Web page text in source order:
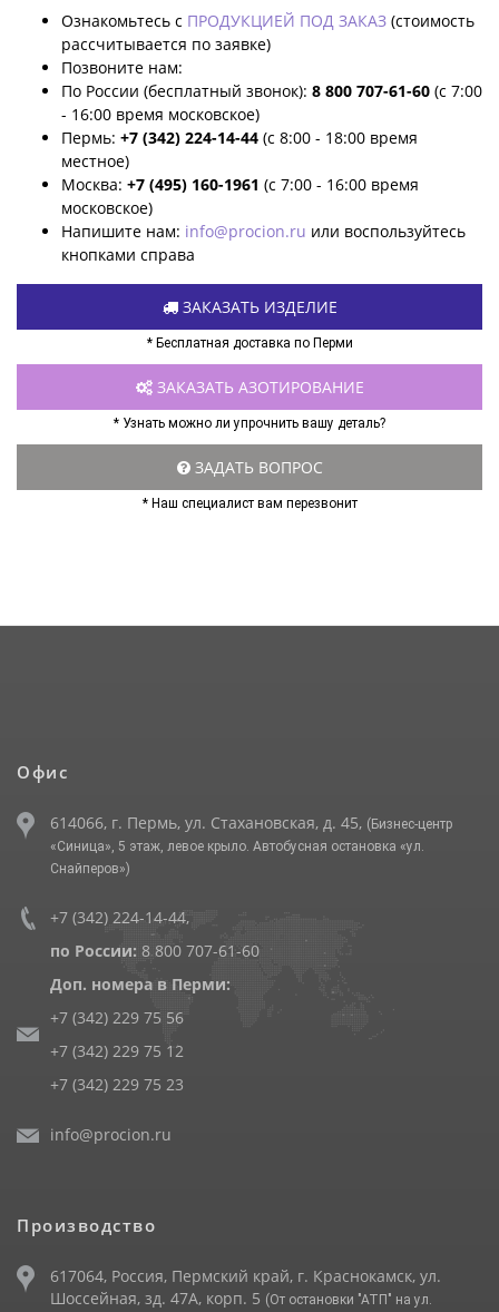
Ознакомьтесь с ПРОДУКЦИЕЙ ПОД ЗАКАЗ (стоимость
рассчитывается по заявке)
Позвоните нам:
По России (бесплатный звонок): 8 800 707-61-60 (с 7:00
- 16:00 время московское)
Пермь: +7 (342) 224-14-44 (с 8:00 - 18:00 время
местное)
Москва: +7 (495) 160-1961 (с 7:00 - 16:00 время
московское)
Напишите нам: info@procion.ru или воспользуйтесь
кнопками справа
ЗАКАЗАТЬ ИЗДЕЛИЕ
* Бесплатная доставка по Перми
ЗАКАЗАТЬ АЗОТИРОВАНИЕ
* Узнать можно ли упрочнить вашу деталь?
ЗАДАТЬ ВОПРОС
* Наш специалист вам перезвонит
Офис
614066, г. Пермь, ул. Стахановская, д. 45, (Бизнес-центр
«Синица», 5 этаж, левое крыло. Автобусная остановка «ул.
Снайперов»)
+7 (342) 224-14-44,
по России: 8 800 707-61-60
Доп. номера в Перми:
+7 (342) 229 75 56
+7 (342) 229 75 12
+7 (342) 229 75 23
info@procion.ru
Производство
617064, Россия, Пермский край, г. Краснокамск, ул.
Шоссейная, зд. 47А, корп. 5 (От остановки "АТП" на ул.